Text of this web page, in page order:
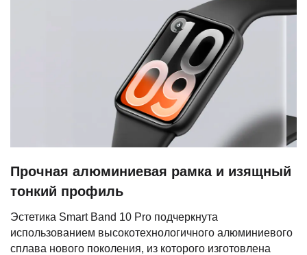
Прочная алюминиевая рамка и изящный
тонкий профиль
Эстетика Smart Band 10 Pro подчеркнута
использованием высокотехнологичного алюминиевого
сплава нового поколения, из которого изготовлена